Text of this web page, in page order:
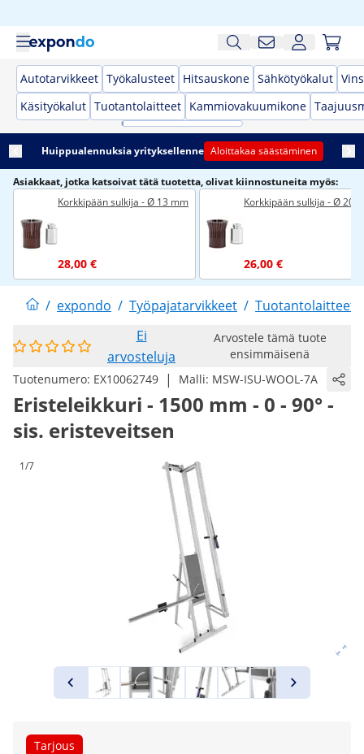
Autotarvikkeet Työkalusteet Hitsauskone Sähkötyökalut
Käsityökalut Tuotantolaitteet Kammiovakuumikone
Huippualennuksia yrityksellenne Aloittakaa säästäminen
Asiakkaat, jotka katsoivat tätä tuotetta, olivat kiinnostuneita myös:
Korkkipään sulkija - Ø 13 mm
28,00 €
Korkkipään sulkija - Ø 20
26,00 €
/ expondo / Työpajatarvikkeet / Tuotantolaitteet
Ei
arvosteluja
Arvostele tämä tuote
ensimmäisenä
Tuotenumero: EX10062749 | Malli: MSW-ISU-WOOL-7A
Eristeleikkuri - 1500 mm - 0 - 90° -
sis. eristeveitsen
1/7
Tarjous